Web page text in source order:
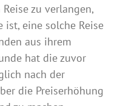
zu verlangen,
ist, eine solche Reise
aus ihrem
hat die zuvor
nach der
die Preiserhöhung